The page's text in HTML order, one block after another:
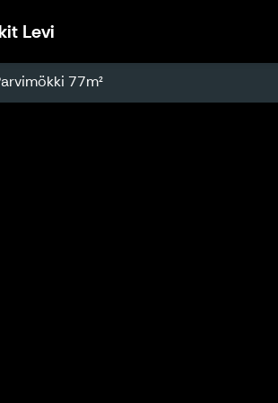
Levi
77m²